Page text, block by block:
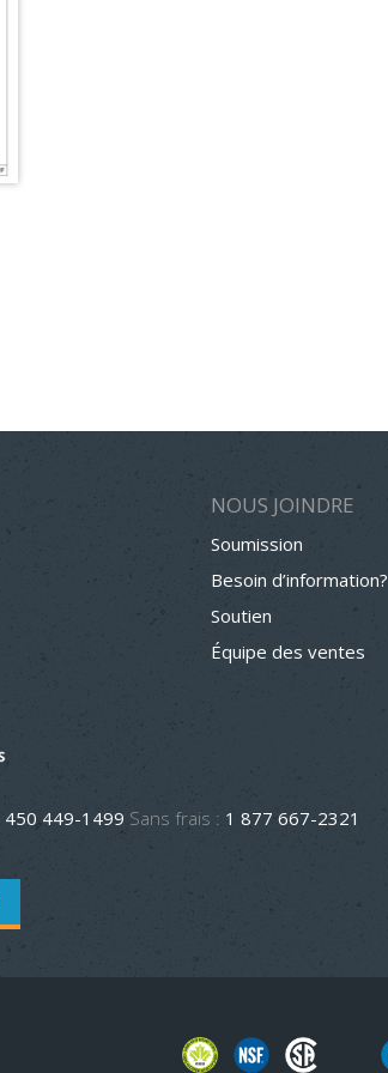
NOUS JOINDRE
Soumission
Besoin d’information?
Soutien
Équipe des ventes
450 449-1499 Sans frais : 1 877 667-2321